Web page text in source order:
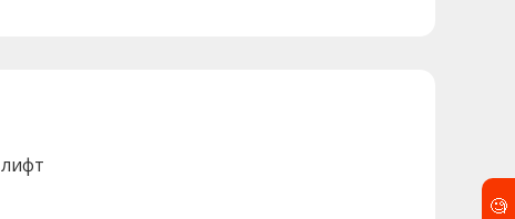
лифт
🧐